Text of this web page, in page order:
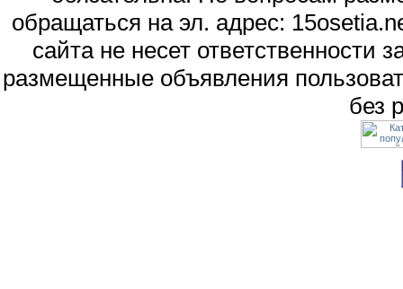
обращаться на эл. адрес:
сайта не несет
размещенные объявления
без